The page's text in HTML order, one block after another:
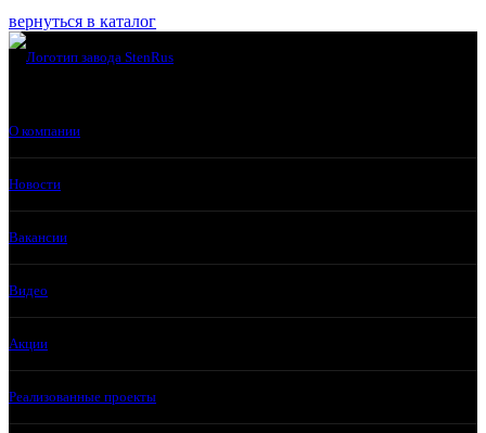
вернуться в каталог
О компании
Новости
Вакансии
Видео
Акции
Реализованные проекты